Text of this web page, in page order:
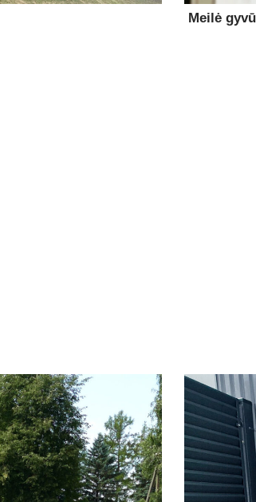
Meilė